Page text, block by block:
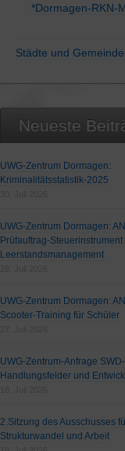
*Dormagen-RKN-
Städte und
Neueste
UWG-Zentrum Dormagen:
Kriminalitätsstatistik-2025
UWG-Zentrum Dormagen:
Prüfauftrag-Steuerinstrument
Leerstandsmanagement
UWG-Zentrum Dormagen:
Scooter-Training für Schüler
UWG-Zentrum-Anfrage SWD-
Handlungsfelder und
2.Sitzung des Ausschusses
Strukturwandel und Arbeit